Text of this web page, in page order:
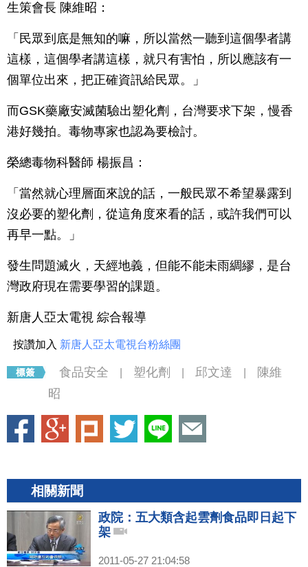
生策會長 陳維昭：
「民眾到底是無知的嘛，所以當然一聽到這個學者講
這樣，這個學者講這樣，就只有害怕，所以應該有一
個單位出來，把正確資訊給民眾。」
而GSK藥廠安滅菌驗出塑化劑，台灣要求下架，慢香
港好幾拍。毒物專家也認為要檢討。
榮總毒物科醫師 楊振昌：
「當然就心理層面來說的話，一般民眾不希望暴露到
沒必要的塑化劑，從這角度來看的話，或許我們可以
再早一點。」
發生問題滅火，天經地義，但能不能未雨綢繆，是台
灣政府現在需要學習的課題。
新唐人亞太電視 綜合報導
按讚加入 新唐人亞太電視台粉絲團
食品安全 塑化劑 邱文達
陳維
昭
相關新聞
政院：五大類含起雲劑食品即日起下
架
2011-05-27 21:04:58